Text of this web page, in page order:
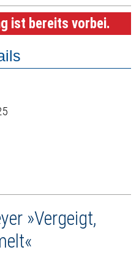
ist bereits vorbei.
»Vergeigt,